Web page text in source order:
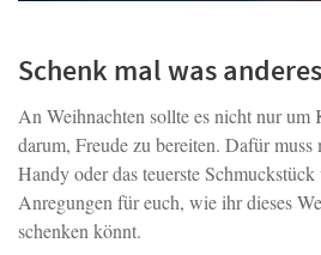
Schenk mal was
An Weihnachten sollte es nicht nur um
darum, Freude zu bereiten. Dafür muss
Handy oder das teuerste
Anregungen für euch, wie ihr dieses
schenken könnt.